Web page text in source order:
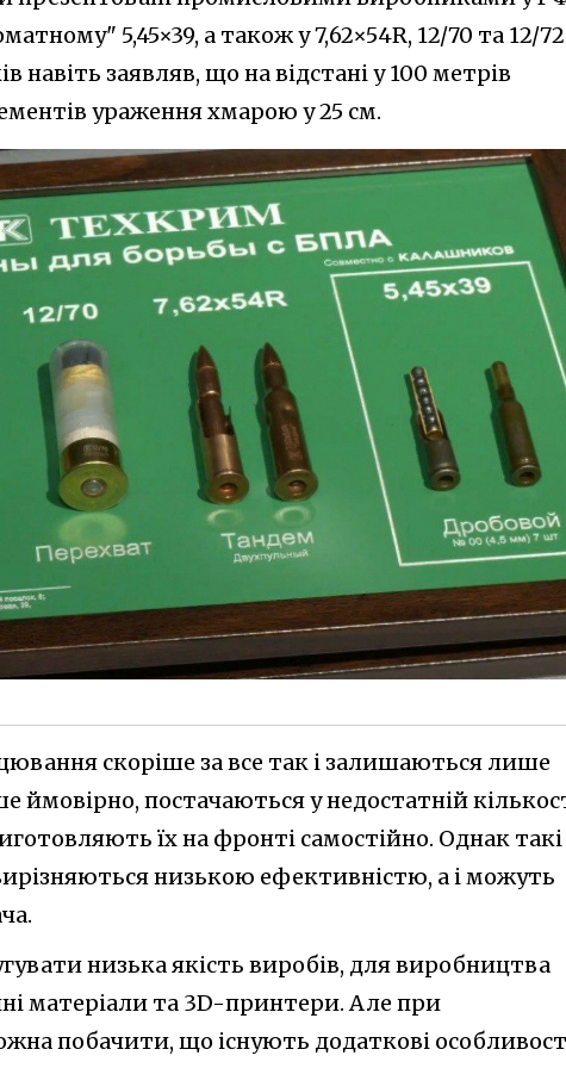
5,45×39, а також у 7,62×54R, 12/70 та 12/
заявляв, що на відстані у 100 метрів
ураження хмарою у 25 см.
скоріше за все так і залишаються лише
ймовірно, постачаються у недостатній
їх на фронті самостійно. Однак такі
низькою ефективністю, а і можуть
низька якість виробів, для виробництва
матеріали та 3D-принтери. Але при
побачити, що існують додаткові